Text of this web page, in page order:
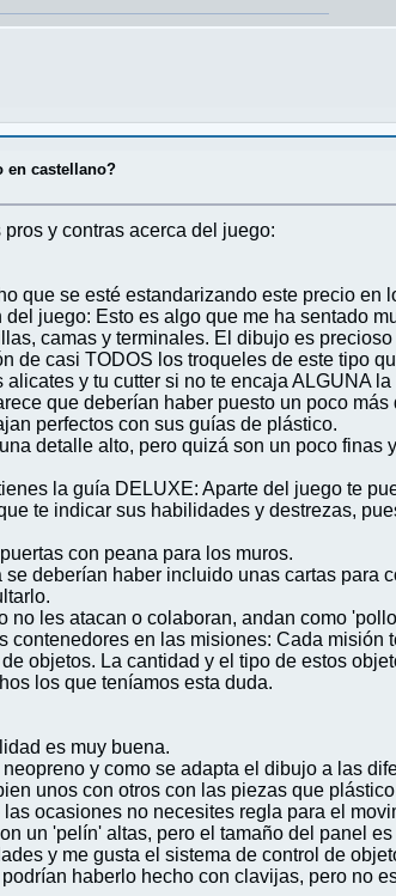
en castellano?
y contras acerca del juego:
que se esté estandarizando este precio en
juego: Esto es algo que me ha sentado
camas y terminales. El dibujo es
de casi TODOS los troqueles de este tipo
y tu cutter si no te encaja ALGUNA
que deberían haber puesto un poco
perfectos con sus guías de plástico.
detalle alto, pero quizá son un poco finas
la guía DELUXE: Aparte del juego te
te indicar sus habilidades y destrezas,
con peana para los muros.
deberían haber incluido unas cartas para
les atacan o colaboran, andan como
contenedores en las misiones: Cada
objetos. La cantidad y el tipo de estos
los que teníamos esta duda.
es muy buena.
y como se adapta el dibujo a las
unos con otros con las piezas que
ocasiones no necesites regla para el
un 'pelín' altas, pero el tamaño del panel
y me gusta el sistema de control de
haberlo hecho con clavijas, pero no